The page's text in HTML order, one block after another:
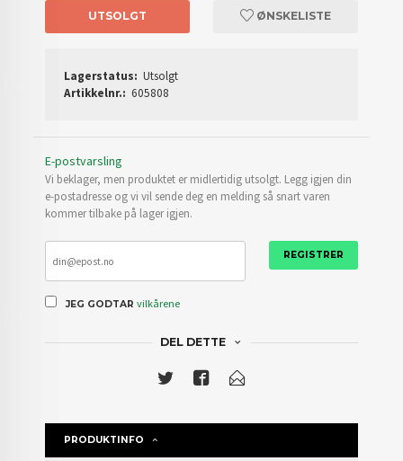
UTSOLGT ØNSKELISTE
Lagerstatus: Utsolgt
Artikkelnr.: 605808
E-postvarsling
Vi beklager, men produktet er midlertidig utsolgt. Legg igjen din
e-postadresse og vi vil sende deg en melding så snart varen
kommer tilbake på lager igjen.
JEG GODTAR vilkårene
REGISTRER
DEL DETTE
PRODUKTINFO